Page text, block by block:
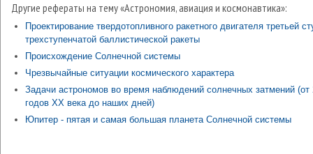
Другие рефераты на тему «Астрономия, авиация и космонавтика»:
Проектирование твердотопливного ракетного двигателя третьей
трехступенчатой баллистической ракеты
Происхождение Солнечной системы
Чрезвычайные ситуации космического характера
Задачи астрономов во время наблюдений солнечных затмений (от
годов ХХ века до наших дней)
Юпитер - пятая и самая большая планета Солнечной системы